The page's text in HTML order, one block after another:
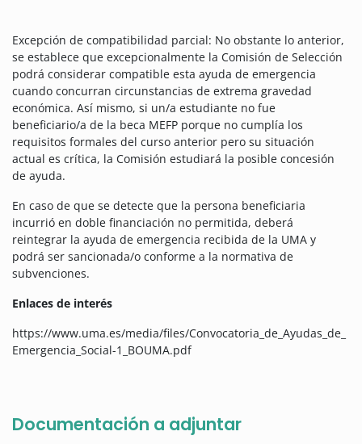
Excepción de compatibilidad parcial: No obstante lo anterior,
se establece que excepcionalmente la Comisión de Selección
podrá considerar compatible esta ayuda de emergencia
cuando concurran circunstancias de extrema gravedad
económica. Así mismo, si un/a estudiante no fue
beneficiario/a de la beca MEFP porque no cumplía los
requisitos formales del curso anterior pero su situación
actual es crítica, la Comisión estudiará la posible concesión
de ayuda.
En caso de que se detecte que la persona beneficiaria
incurrió en doble financiación no permitida, deberá
reintegrar la ayuda de emergencia recibida de la UMA y
podrá ser sancionada/o conforme a la normativa de
subvenciones.
Enlaces de interés
https://www.uma.es/media/files/Convocatoria_de_Ayudas_de_
Emergencia_Social-1_BOUMA.pdf
Documentación a adjuntar